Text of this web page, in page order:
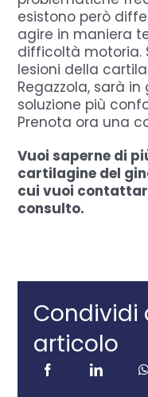
esistono però
agire in maniera
difficoltà motoria.
lesioni della
Regazzola, sarà
soluzione più
Prenota ora una
Vuoi saperne di
cartilagine del
cui vuoi
consulto.
Condividi
articolo